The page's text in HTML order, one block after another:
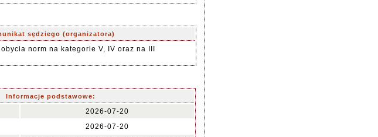
sędziego (organizatora)
norm na kategorie V, IV oraz na III
Informacje podstawowe:
2026-07-20
2026-07-20